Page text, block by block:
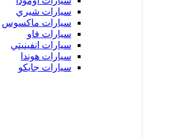
سيارات شيري
سيارات ماكسوس
سيارات فاو
سيارات انفينيتي
سيارات هوندا
سيارات جايكو